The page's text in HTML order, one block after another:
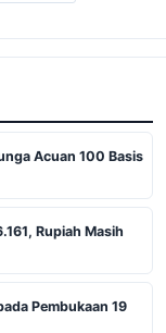
Acuan 100 Basis
Rupiah Masih
Pembukaan 19